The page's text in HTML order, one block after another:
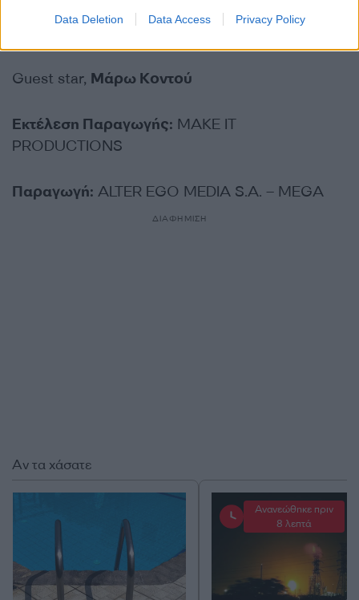
Data Deletion Data Access Privacy Policy
Guest star, Μάρω Κοντού
Εκτέλεση Παραγωγής: MAKE IT
PRODUCTIONS
Παραγωγή: ALTER EGO MEDIA S.A. – MEGA
ΔΙΑΦΗΜΙΣΗ
Αν τα χάσατε
Ανανεώθηκε πριν
8 λεπτά